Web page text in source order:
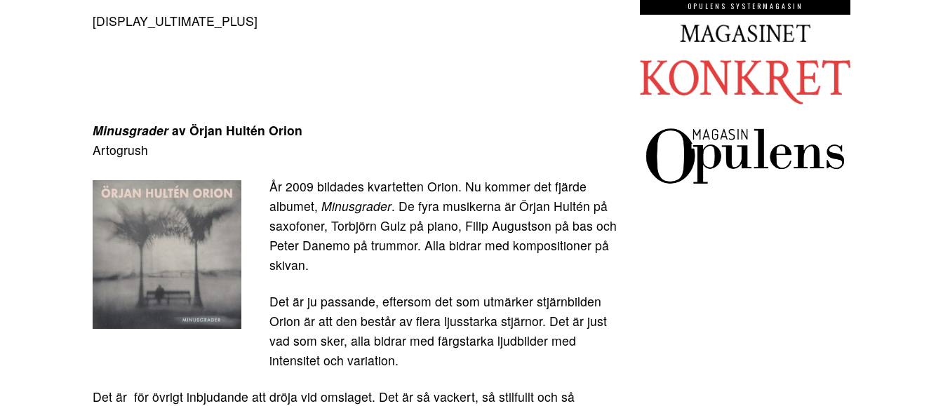
[DISPLAY_ULTIMATE_PLUS]
Minusgraderav Örjan Hultén Orion
Artogrush
År 2009 bildades kvartetten Orion. Nu kommer det fjärde
albumet, Minusgrader. De fyra musikerna är Örjan Hultén på
saxofoner, Torbjörn Gulz på piano, Filip Augustson på bas och
Peter Danemo på trummor. Alla bidrar med kompositioner på
skivan.
Det är ju passande, eftersom det som utmärker stjärnbilden
Orion är att den består av flera ljusstarka stjärnor. Det är just
vad som sker, alla bidrar med färgstarka ljudbilder med
intensitet och variation.
Det är för övrigt inbjudande att dröja vid omslaget. Det är så vackert, så stilfullt och så
OPULENS SYSTERMAGASIN